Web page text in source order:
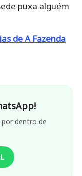
puxa alguém
de A Fazenda
por dentro de